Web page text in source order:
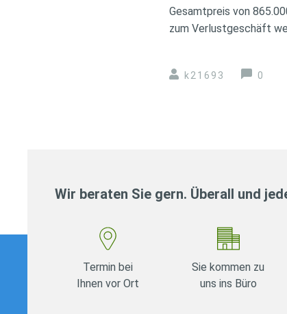
Gesamtpreis von
zum Verlustgeschäft
k21693 0
Wir beraten Sie gern. Überall und
Termin bei
Ihnen vor Ort
Sie kommen zu
uns ins Büro